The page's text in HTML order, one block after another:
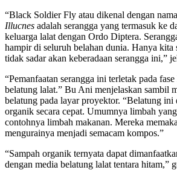
“Black Soldier Fly atau dikenal dengan
Illucnes adalah serangga yang termasuk ke
keluarga lalat dengan Ordo Diptera.
hampir di seluruh belahan dunia. Hanya kita
tidak sadar akan keberadaan serangga ini,”
“Pemanfaatan serangga ini terletak pada
belatung lalat.” Bu Ani menjelaskan sambil
belatung pada layar proyektor. “Belatung ini
organik secara cepat. Umumnya limbah
contohnya limbah makanan. Mereka
mengurainya menjadi semacam kompos.”
“Sampah organik ternyata dapat
dengan media belatung lalat tentara hitam,”